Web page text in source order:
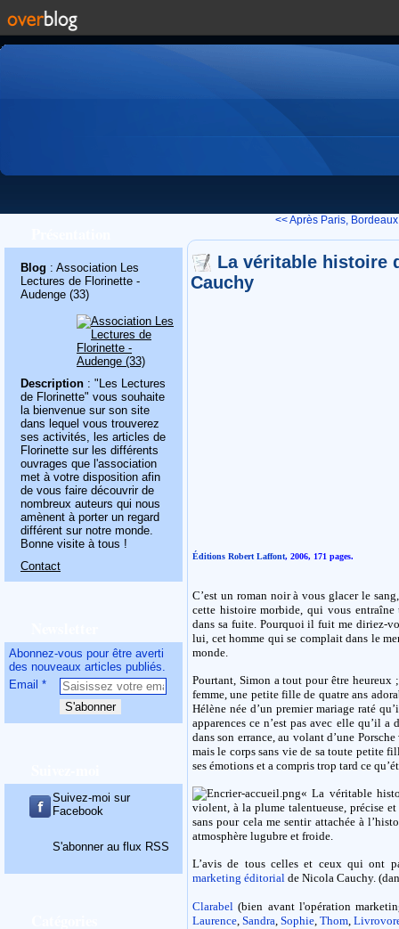
Blog : Association Les
Lectures de Florinette -
Audenge (33)
Description : "Les Lectures
de Florinette" vous souhaite
la bienvenue sur son site
dans lequel vous trouverez
ses activités, les articles de
Florinette sur les différents
ouvrages que l'association
met à votre disposition afin
de vous faire découvrir de
nombreux auteurs qui nous
amènent à porter un regard
différent sur notre monde.
Bonne visite à tous !
Contact
Abonnez-vous pour être averti
des nouveaux articles publiés.
Email
Suivez-moi sur
Facebook
S'abonner au flux RSS
<< Après Paris, Bordeaux
La véritable histoire
Cauchy
Éditions Robert Laffont, 2006, 171 pages.
C’est un roman noir à vous glacer le
cette histoire morbide, qui vous
dans sa fuite. Pourquoi il fuit me diriez-
lui, cet homme qui se complait dans le
monde.
Pourtant, Simon a tout pour être
femme, une petite fille de quatre ans
Hélène née d’un premier mariage raté
apparences ce n’est pas avec elle qu’il
dans son errance, au volant d’une
mais le corps sans vie de sa toute petite
ses émotions et a compris trop tard ce
« La véritable
violent, à la plume talentueuse, précise
sans pour cela me sentir attachée à
atmosphère lugubre et froide.
L’avis de tous celles et ceux qui ont
marketing éditorial de Nicola Cauchy.
Clarabel (bien avant l'opération
Laurence, Sandra, Sophie, Thom,